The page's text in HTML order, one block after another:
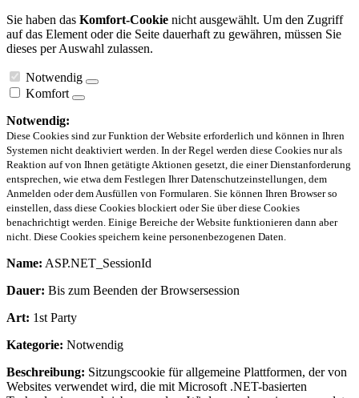
Sie haben das Komfort-Cookie nicht ausgewählt. Um den Zugriff
auf das Element oder die Seite dauerhaft zu gewähren, müssen Sie
dieses per Auswahl zulassen.
Notwendig
Komfort
Notwendig:
Diese Cookies sind zur Funktion der Website erforderlich und können in Ihren
Systemen nicht deaktiviert werden. In der Regel werden diese Cookies nur als
Reaktion auf von Ihnen getätigte Aktionen gesetzt, die einer Dienstanforderung
entsprechen, wie etwa dem Festlegen Ihrer Datenschutzeinstellungen, dem
Anmelden oder dem Ausfüllen von Formularen. Sie können Ihren Browser so
einstellen, dass diese Cookies blockiert oder Sie über diese Cookies
benachrichtigt werden. Einige Bereiche der Website funktionieren dann aber
nicht. Diese Cookies speichern keine personenbezogenen Daten.
Name: ASP.NET_SessionId
Dauer: Bis zum Beenden der Browsersession
Art: 1st Party
Kategorie: Notwendig
Beschreibung: Sitzungscookie für allgemeine Plattformen, der von
Websites verwendet wird, die mit Microsoft .NET-basierten